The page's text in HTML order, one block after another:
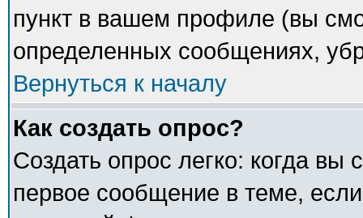
пункт в вашем профиле (вы
определенных сообщениях,
Вернуться к началу
Как создать опрос?
Создать опрос легко: когда вы
первое сообщение в теме,